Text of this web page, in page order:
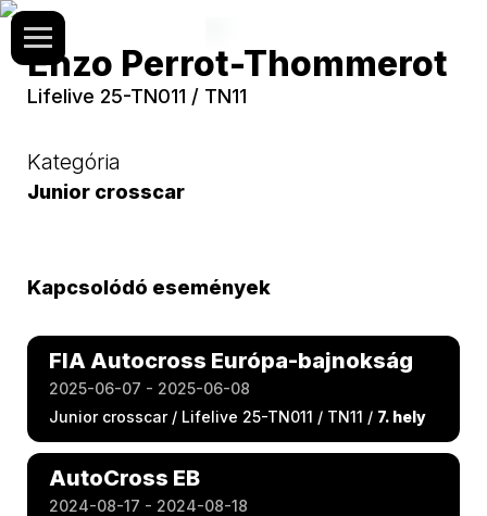
Enzo Perrot-Thommerot
Lifelive 25-TN011 / TN11
Kategória
Junior crosscar
Kapcsolódó események
FIA Autocross Európa-bajnokság
2025-06-07 - 2025-06-08
Junior crosscar / Lifelive 25-TN011 / TN11 / 7. hely
AutoCross EB
2024-08-17 - 2024-08-18